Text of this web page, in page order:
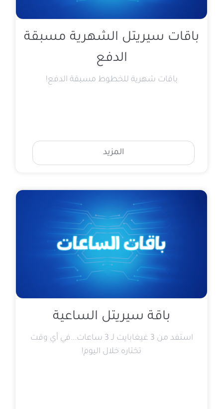
باقات سيريتل الشهرية مسبقة
الدفع
باقات شهرية للخطوط مسبقة الدفع!
المزيد
باقة سيريتل الساعية
استفد من 3 غيغابايت لـ 3 ساعات...في أي وقت
تختاره خلال اليوم!